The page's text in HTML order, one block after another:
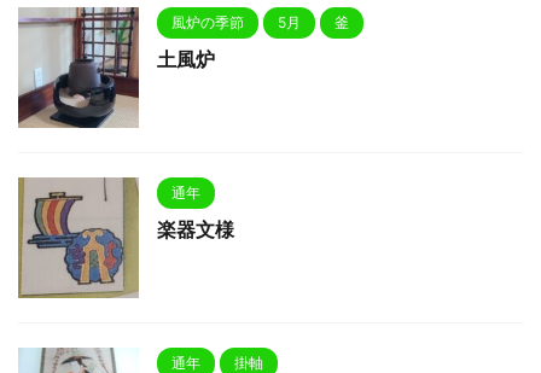
風炉の季節 5月 釜
土風炉
通年
楽器文様
通年 掛軸